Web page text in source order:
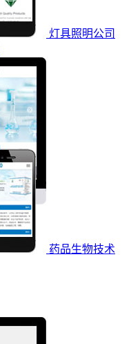
灯具照明公司
药品生物技术